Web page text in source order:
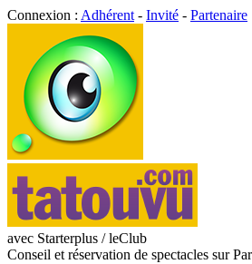
Connexion : Adhérent - Invité - Partenaire
avec Starterplus / leClub
Conseil et réservation de spectacles sur